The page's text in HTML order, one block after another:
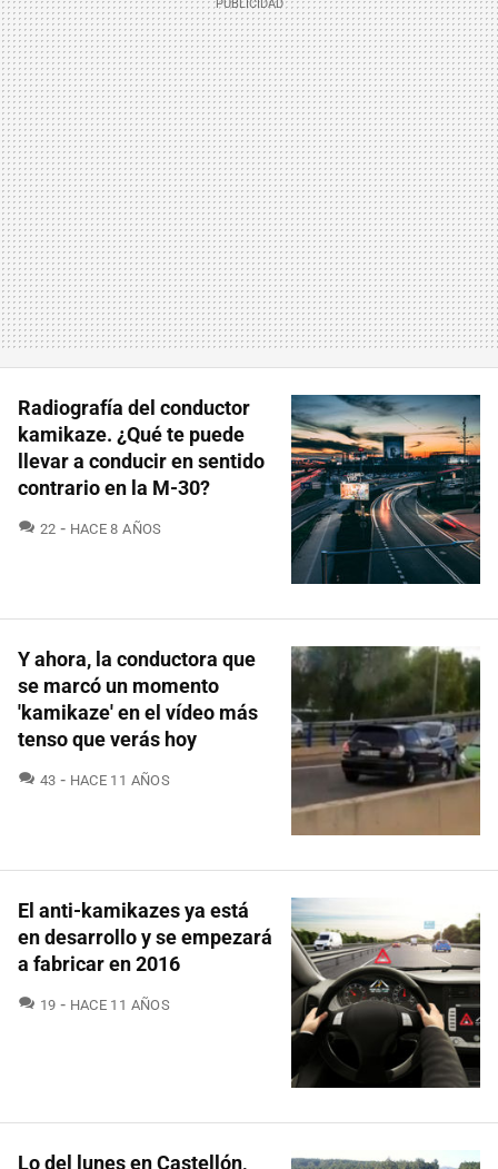
Radiografía del conductor
kamikaze. ¿Qué te puede
llevar a conducir en sentido
contrario en la M-30?
22 COMENTARIOS
HACE 8 AÑOS
Y ahora, la conductora que
se marcó un momento
'kamikaze' en el vídeo más
tenso que verás hoy
43 COMENTARIOS
HACE 11 AÑOS
El anti-kamikazes ya está
en desarrollo y se empezará
a fabricar en 2016
19 COMENTARIOS
HACE 11 AÑOS
Lo del lunes en Castellón,